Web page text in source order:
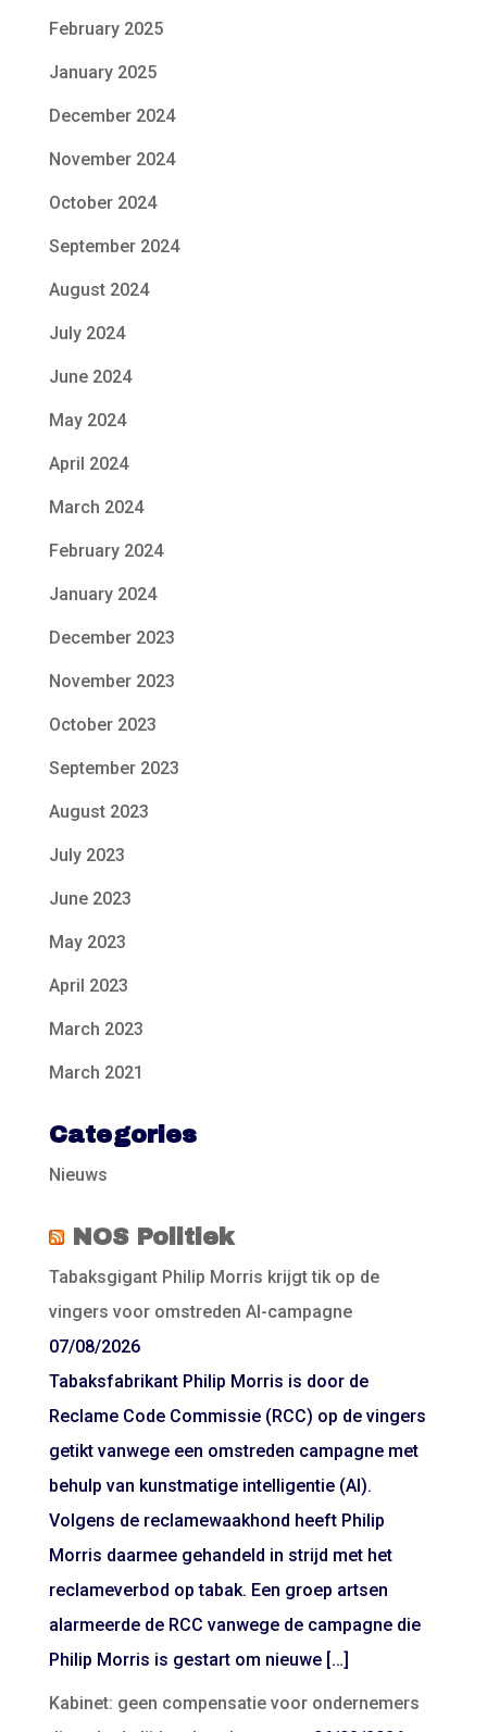
February 2025
January 2025
December 2024
November 2024
October 2024
September 2024
August 2024
July 2024
June 2024
May 2024
April 2024
March 2024
February 2024
January 2024
December 2023
November 2023
October 2023
September 2023
August 2023
July 2023
June 2023
May 2023
April 2023
March 2023
March 2021
Categories
Nieuws
NOS Politiek
Tabaksgigant Philip Morris krijgt tik op de
vingers voor omstreden AI-campagne
07/08/2026
Tabaksfabrikant Philip Morris is door de
Reclame Code Commissie (RCC) op de vingers
getikt vanwege een omstreden campagne met
behulp van kunstmatige intelligentie (AI).
Volgens de reclamewaakhond heeft Philip
Morris daarmee gehandeld in strijd met het
reclameverbod op tabak. Een groep artsen
alarmeerde de RCC vanwege de campagne die
Philip Morris is gestart om nieuwe […]
Kabinet: geen compensatie voor ondernemers